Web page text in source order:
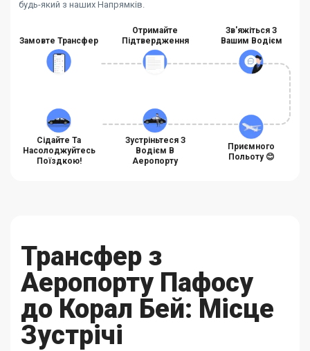
будь-який з наших Напрямків.
Замовте Трансфер
Отримайте
Підтвердження
Зв'яжіться З
Вашим Водієм
Сідайте Та
Насолоджуйтесь
Поїздкою!
Зустріньтеся З
Водієм В
Аеропорту
Приємного
Польоту 😊
Трансфер з
Аеропорту Пафосу
до Корал Бей: Місце
Зустрічі